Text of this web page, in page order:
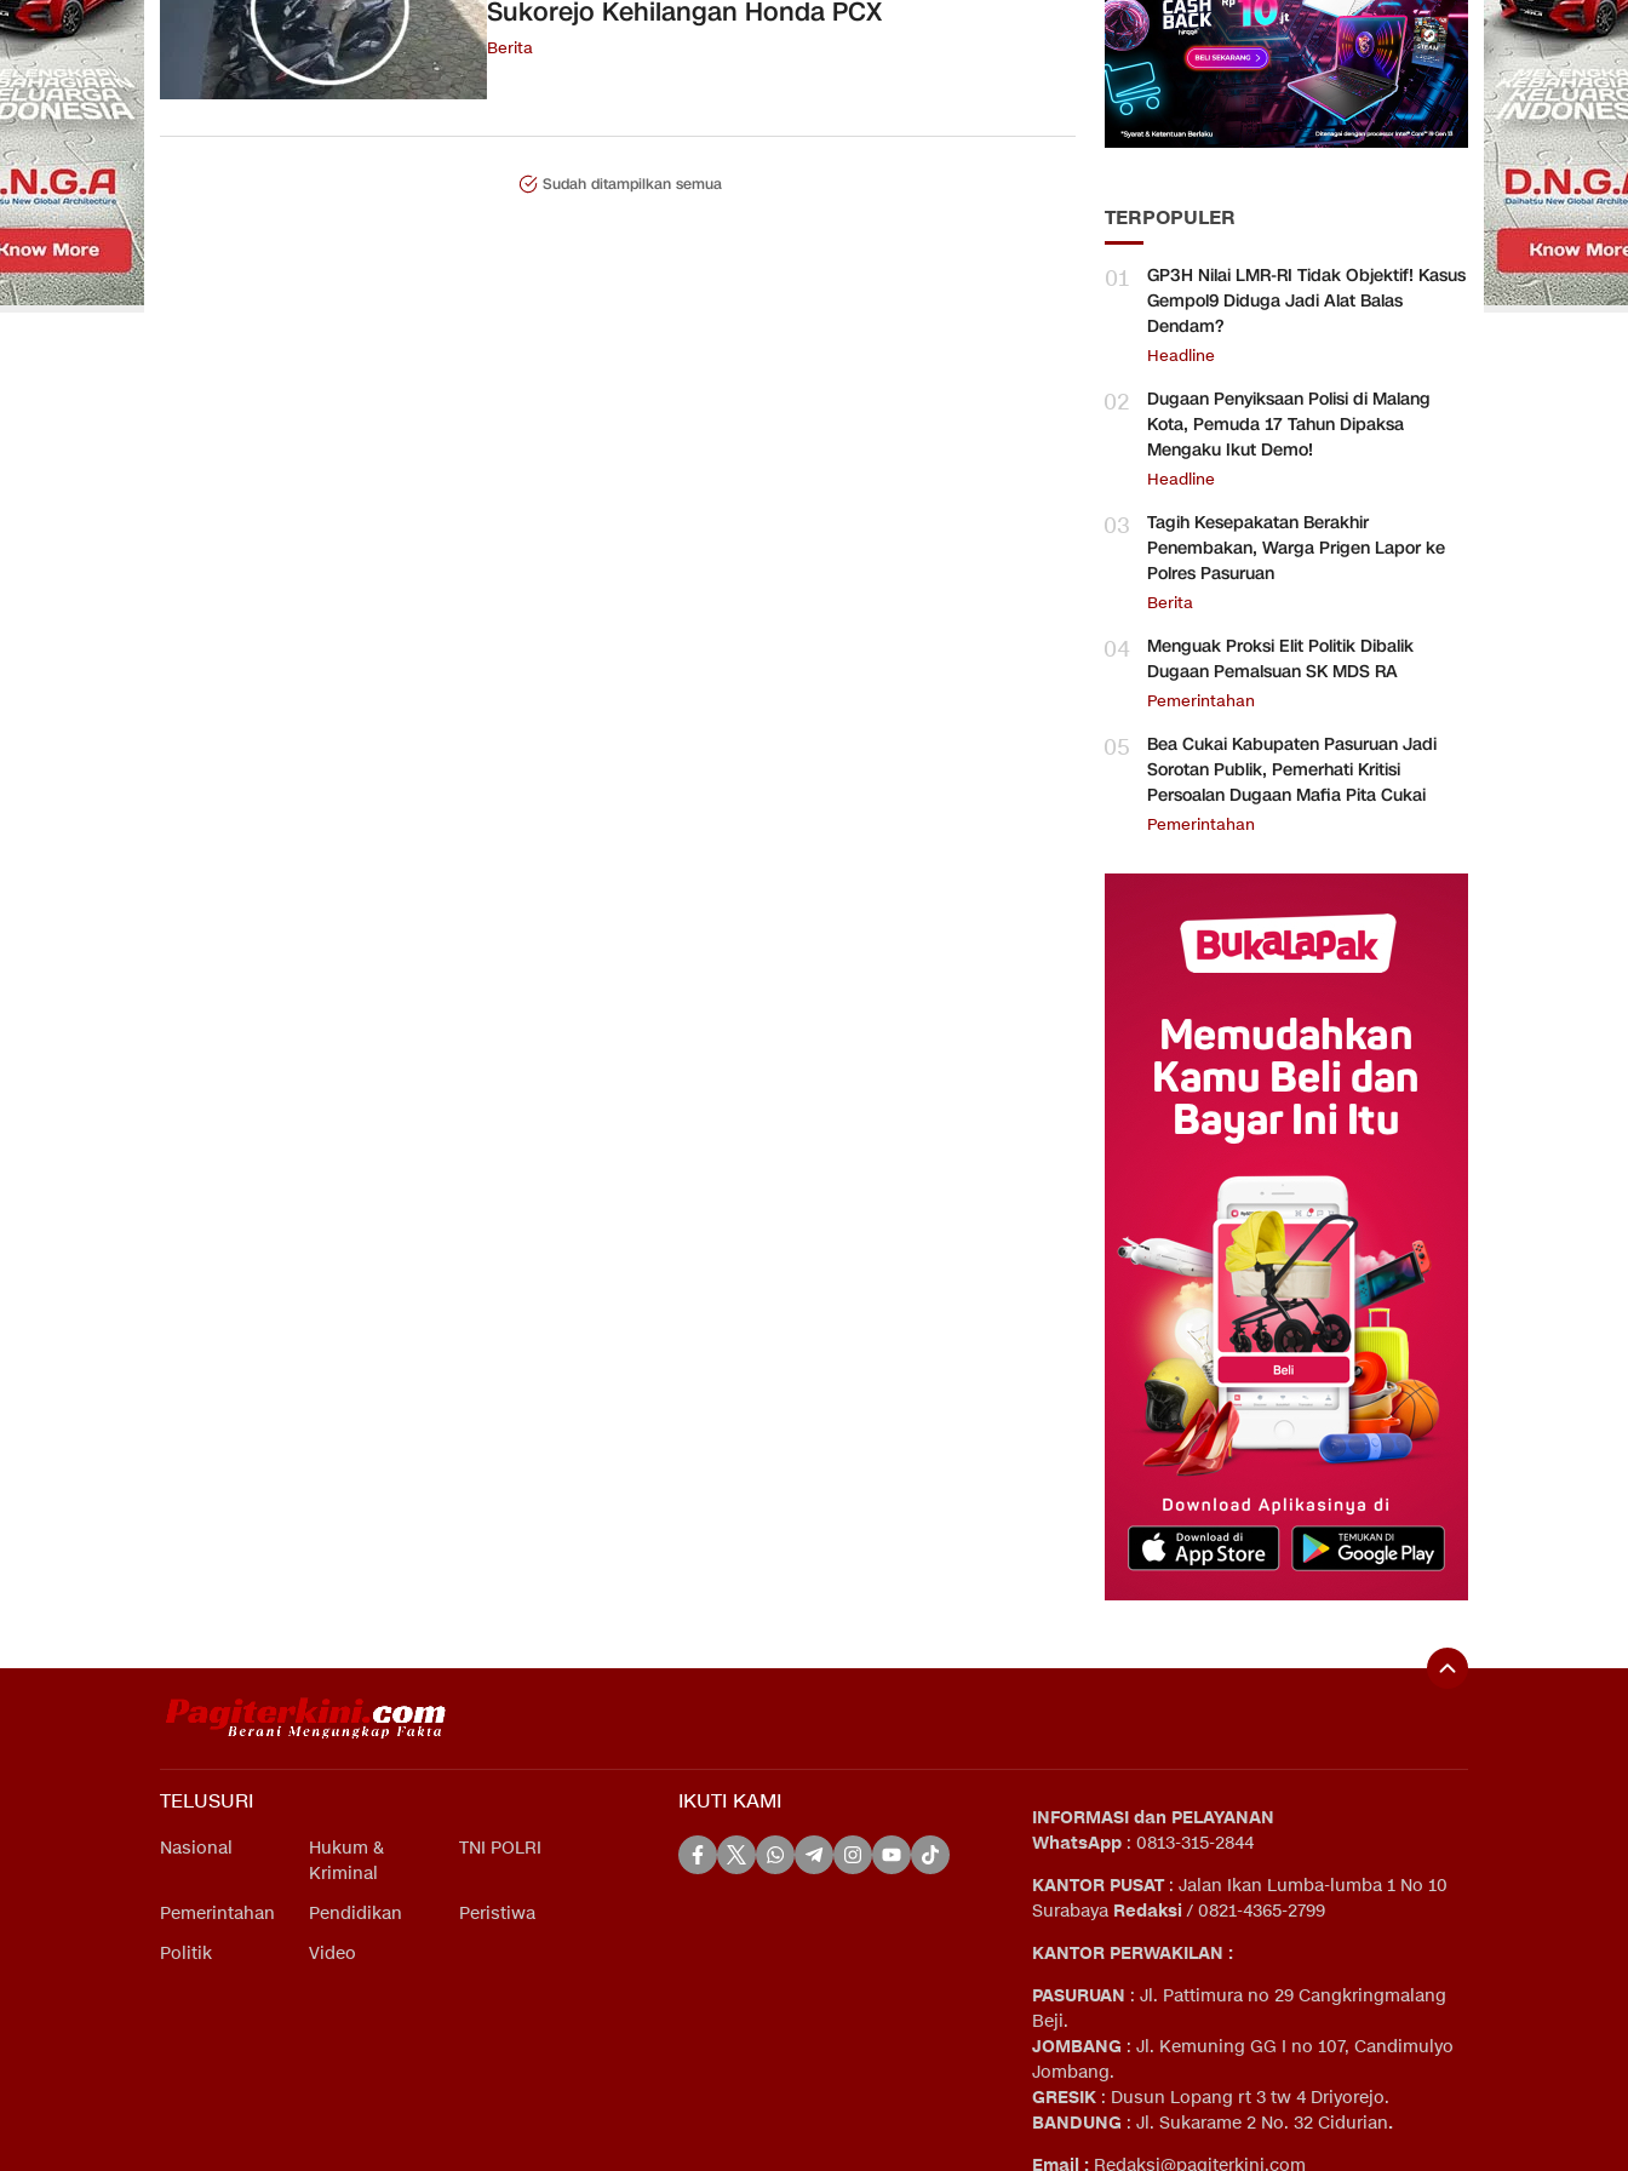
Sukorejo Kehilangan Honda PCX
Berita
Sudah ditampilkan semua
TERPOPULER
01
GP3H Nilai LMR-RI Tidak Objektif! Kasus
Gempol9 Diduga Jadi Alat Balas
Dendam?
Headline
02
Dugaan Penyiksaan Polisi di Malang
Kota, Pemuda 17 Tahun Dipaksa
Mengaku Ikut Demo!
Headline
03
Tagih Kesepakatan Berakhir
Penembakan, Warga Prigen Lapor ke
Polres Pasuruan
Berita
04
Menguak Proksi Elit Politik Dibalik
Dugaan Pemalsuan SK MDS RA
Pemerintahan
05
Bea Cukai Kabupaten Pasuruan Jadi
Sorotan Publik, Pemerhati Kritisi
Persoalan Dugaan Mafia Pita Cukai
Pemerintahan
TELUSURI
Nasional
Hukum &
Kriminal
TNI POLRI
Pemerintahan Pendidikan
Peristiwa
Politik
Video
IKUTI KAMI
INFORMASI dan PELAYANAN
WhatsApp : 0813-315-2844
KANTOR PUSAT: Jalan Ikan Lumba-lumba 1 No 10
Surabaya Redaksi / 0821-4365-2799
KANTOR PERWAKILAN :
PASURUAN : Jl. Pattimura no 29 Cangkringmalang
Beji.
JOMBANG : Jl. Kemuning GG I no 107, Candimulyo
Jombang.
GRESIK : Dusun Lopang rt 3 tw 4 Driyorejo.
BANDUNG : Jl. Sukarame 2 No. 32 Cidurian.
Email : Redaksi@pagiterkini.com